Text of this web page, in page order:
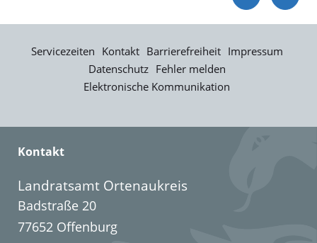
Servicezeiten Kontakt Barrierefreiheit Impressum
Datenschutz Fehler melden
Elektronische Kommunikation
Kontakt
Landratsamt Ortenaukreis
Badstraße 20
77652 Offenburg